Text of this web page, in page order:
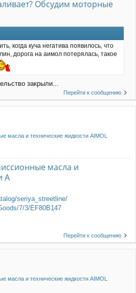
Обсудим моторные
когда куча негатива появилось, что
дорога на аимол потерялась, такое
закрыли...
Перейти к сообщению
масла и технические жидкости AIMOL
масла и
A
seriya_streetline/
7/3/EF80B147
Перейти к сообщению
масла и технические жидкости AIMOL